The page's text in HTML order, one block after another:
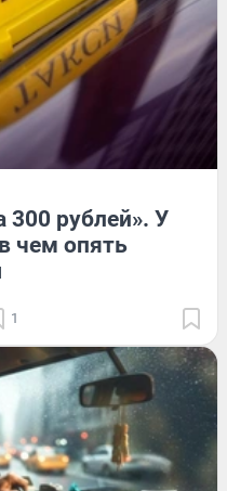
300 рублей». У
чем опять
1